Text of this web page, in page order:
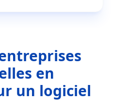
en
un logiciel